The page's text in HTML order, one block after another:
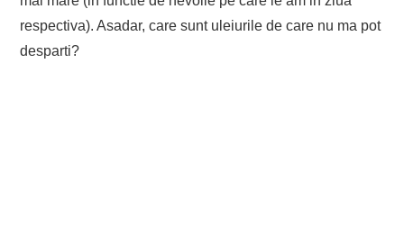
respectiva). Asadar, care sunt uleiurile de care nu ma pot
desparti?